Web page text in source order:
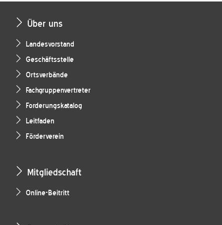
Über uns
Landesvorstand
Geschäftsstelle
Ortsverbände
Fachgruppenvertreter
Forderungskatalog
Leitfaden
Förderverein
Mitgliedschaft
Online-Beitritt